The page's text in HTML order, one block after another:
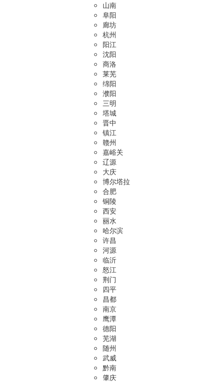
山南
阜阳
廊坊
杭州
阳江
沈阳
商洛
莱芜
绵阳
濮阳
三明
塔城
晋中
镇江
赣州
嘉峪关
辽源
大庆
博尔塔拉
合肥
铜陵
西安
丽水
哈尔滨
许昌
河源
临沂
怒江
荆门
四平
昌都
南京
鹰潭
德阳
芜湖
随州
武威
黔南
肇庆